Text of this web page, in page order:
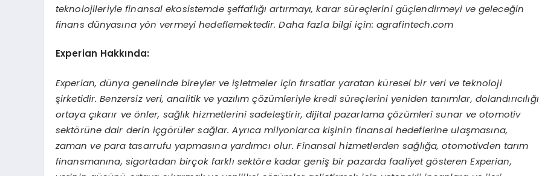
teknolojileriyle finansal ekosistemde şeffaflığı artırmayı, karar süreçlerini güçlendirmeyi ve geleceğin
finans dünyasına yön vermeyi hedeflemektedir. Daha fazla bilgi için: agrafintech.com
Experian Hakkında:
Experian, dünya genelinde bireyler ve işletmeler için fırsatlar yaratan küresel bir veri ve teknoloji
şirketidir. Benzersiz veri, analitik ve yazılım çözümleriyle kredi süreçlerini yeniden tanımlar, dolandırıcılığı
ortaya çıkarır ve önler, sağlık hizmetlerini sadeleştirir, dijital pazarlama çözümleri sunar ve otomotiv
sektörüne dair derin içgörüler sağlar. Ayrıca milyonlarca kişinin finansal hedeflerine ulaşmasına,
zaman ve para tasarrufu yapmasına yardımcı olur. Finansal hizmetlerden sağlığa, otomotivden tarım
finansmanına, sigortadan birçok farklı sektöre kadar geniş bir pazarda faaliyet gösteren Experian,